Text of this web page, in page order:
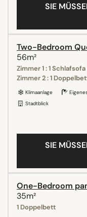
SIE
Two-Bedroom
56m²
Zimmer 1 : 1 Schlafsofa
Zimmer 2 : 1
Klimaanlage
Stadtblick
SIE
One-Bedroom
35m²
1 Doppelbett